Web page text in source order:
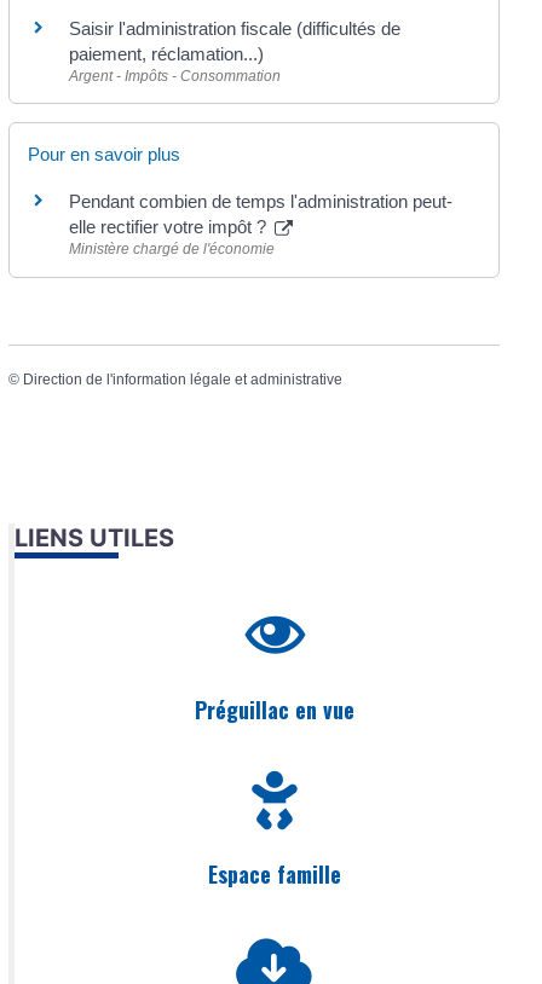
Saisir l'administration fiscale (difficultés de
paiement, réclamation...)
Argent - Impôts - Consommation
Pour en savoir plus
Pendant combien de temps l'administration peut-
elle rectifier votre impôt ?
Ministère chargé de l'économie
© Direction de l'information légale et administrative
LIENS UTILES
Préguillac en vue
Espace famille